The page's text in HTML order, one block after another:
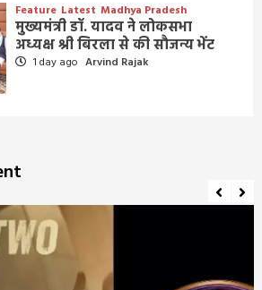
Feature Latest Madhya Pradesh
मुख्यमंत्री डॉ. यादव ने लोकसभा
अध्यक्ष श्री बिरला से की सौजन्य भेंट
1 day ago Arvind Rajak